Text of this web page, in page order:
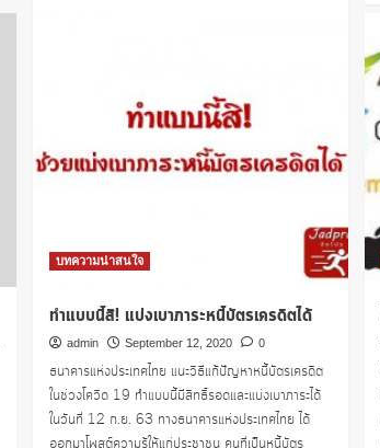
ชำระ
ช่วย
ได้
รับ
ระ
ทบ
โค
วิด19
บทความน่าสนใจ
ทำแบบนี้สิ! แบ่งเบาภาระหนี้บัตรเครดิตได้
admin September 12, 2020 0
ธนาคารแห่งประเทศไทย แนะวิธีแก้ปัญหาหนี้บัตรเครดิต
ในช่วงโควิด 19 ทำแบบนี้มีสิทธิ์รอดและแบ่งเบาภาระได้
ในวันที่ 12 ก.ย. 63 ทางธนาคารแห่งประเทศไทย ได้
ออกมาโพสต์ความรู้ให้แก่ประชาชน คนที่เป็นหนี้บัตร